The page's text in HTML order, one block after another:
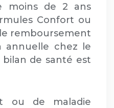
moins de 2 ans
Confort ou
remboursement
annuelle chez le
de santé est
ou de maladie